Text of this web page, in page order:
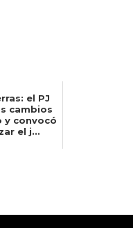
el PJ
cambios
y convocó
el j...